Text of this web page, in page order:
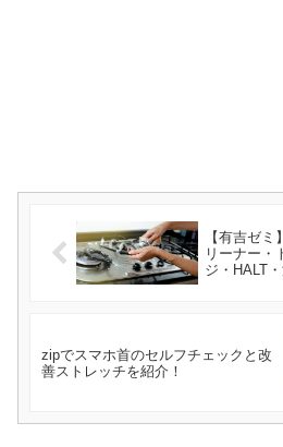
【有吉ゼ
リーナー・
ジ・HALT
zipでスマホ首のセルフチェックと改
善ストレッチを紹介！